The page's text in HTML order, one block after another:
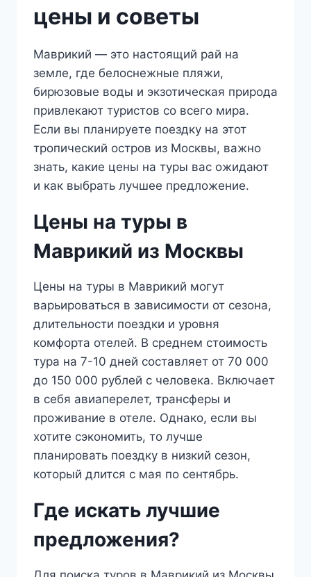
цены и советы
Маврикий — это настоящий рай на
земле, где белоснежные пляжи,
бирюзовые воды и экзотическая природа
привлекают туристов со всего мира.
Если вы планируете поездку на этот
тропический остров из Москвы, важно
знать, какие цены на туры вас ожидают
и как выбрать лучшее предложение.
Цены на туры в
Маврикий из Москвы
Цены на туры в Маврикий могут
варьироваться в зависимости от сезона,
длительности поездки и уровня
комфорта отелей. В среднем стоимость
тура на 7-10 дней составляет от 70 000
до 150 000 рублей с человека. Включает
в себя авиаперелет, трансферы и
проживание в отеле. Однако, если вы
хотите сэкономить, то лучше
планировать поездку в низкий сезон,
который длится с мая по сентябрь.
Где искать лучшие
предложения?